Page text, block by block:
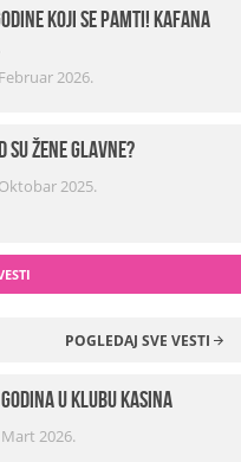
koji se pamti! Kafana
2026.
su žene glavne?
2025.
POGLEDAJ SVE VESTI
u klubu Kasina
2026.